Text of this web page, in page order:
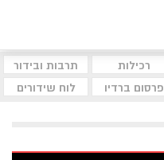
רכילות
תרבות ובידור
פרסום ברדיו לוח שידורים